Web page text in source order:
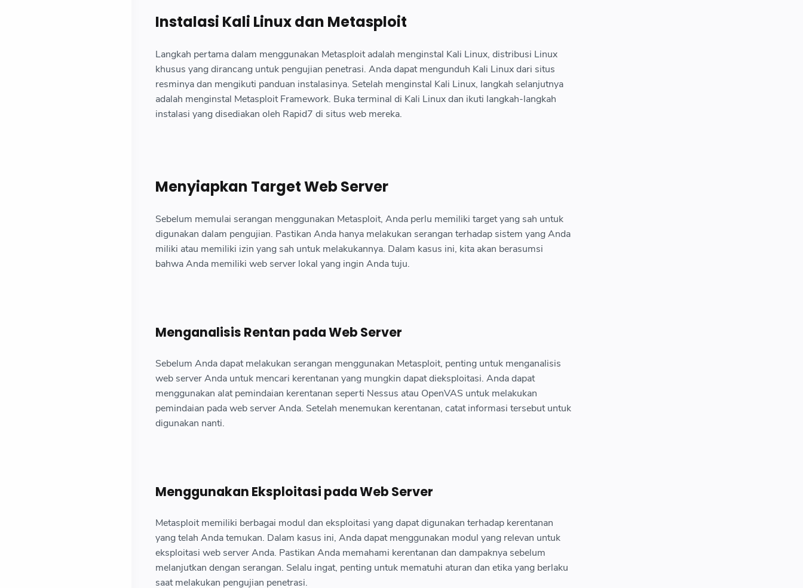
Instalasi Kali Linux dan Metasploit
Langkah pertama dalam menggunakan Metasploit adalah menginstal Kali Linux, distribusi Linux
khusus yang dirancang untuk pengujian penetrasi. Anda dapat mengunduh Kali Linux dari situs
resminya dan mengikuti panduan instalasinya. Setelah menginstal Kali Linux, langkah selanjutnya
adalah menginstal Metasploit Framework. Buka terminal di Kali Linux dan ikuti langkah-langkah
instalasi yang disediakan oleh Rapid7 di situs web mereka.
Menyiapkan Target Web Server
Sebelum memulai serangan menggunakan Metasploit, Anda perlu memiliki target yang sah untuk
digunakan dalam pengujian. Pastikan Anda hanya melakukan serangan terhadap sistem yang Anda
miliki atau memiliki izin yang sah untuk melakukannya. Dalam kasus ini, kita akan berasumsi
bahwa Anda memiliki web server lokal yang ingin Anda tuju.
Menganalisis Rentan pada Web Server
Sebelum Anda dapat melakukan serangan menggunakan Metasploit, penting untuk menganalisis
web server Anda untuk mencari kerentanan yang mungkin dapat dieksploitasi. Anda dapat
menggunakan alat pemindaian kerentanan seperti Nessus atau OpenVAS untuk melakukan
pemindaian pada web server Anda. Setelah menemukan kerentanan, catat informasi tersebut untuk
digunakan nanti.
Menggunakan Eksploitasi pada Web Server
Metasploit memiliki berbagai modul dan eksploitasi yang dapat digunakan terhadap kerentanan
yang telah Anda temukan. Dalam kasus ini, Anda dapat menggunakan modul yang relevan untuk
eksploitasi web server Anda. Pastikan Anda memahami kerentanan dan dampaknya sebelum
melanjutkan dengan serangan. Selalu ingat, penting untuk mematuhi aturan dan etika yang berlaku
saat melakukan pengujian penetrasi.